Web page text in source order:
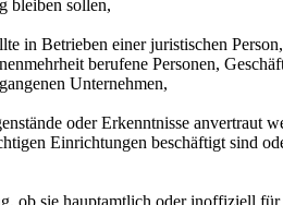
bleiben sollen,
in Betrieben einer juristischen Person,
berufene Personen,
Unternehmen,
oder Erkenntnisse anvertraut
Einrichtungen beschäftigt sind
sie hauptamtlich oder inoffiziell